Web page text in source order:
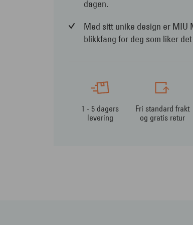
dagen.
Med sitt unike design er MIU
blikkfang for deg som liker
1 - 5 dagers
levering
Fri standard frakt
og gratis retur